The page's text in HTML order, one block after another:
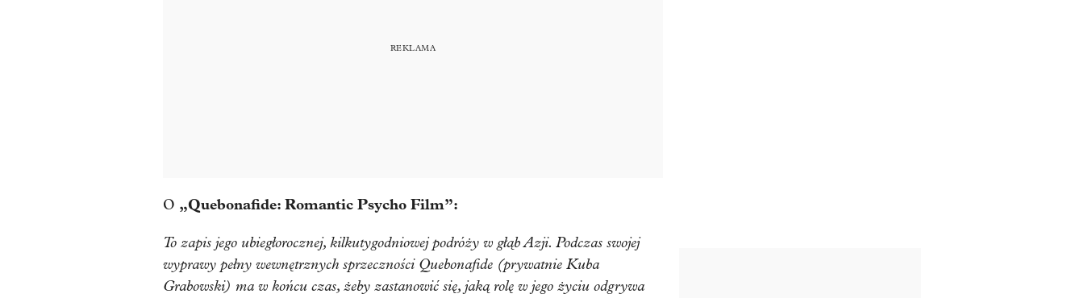
O „Quebonafide: Romantic Psycho Film”:
To zapis jego ubiegłorocznej, kilkutygodniowej podróży w głąb Azji. Podczas swojej
wyprawy pełny wewnętrznych sprzeczności Quebonafide (prywatnie Kuba
Grabowski) ma w końcu czas, żeby zastanowić się, jaką rolę w jego życiu odgrywa